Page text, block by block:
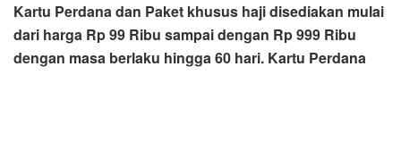
Kartu Perdana dan Paket khusus haji disediakan mulai
dari harga Rp 99 Ribu sampai dengan Rp 999 Ribu
dengan masa berlaku hingga 60 hari. Kartu Perdana